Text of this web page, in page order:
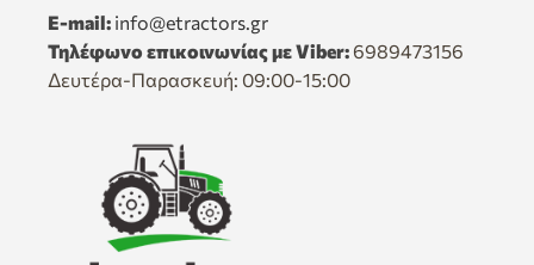
E-mail: info@etractors.gr
Τηλέφωνο επικοινωνίας με Viber: 6989473156
Δευτέρα-Παρασκευή: 09:00-15:00